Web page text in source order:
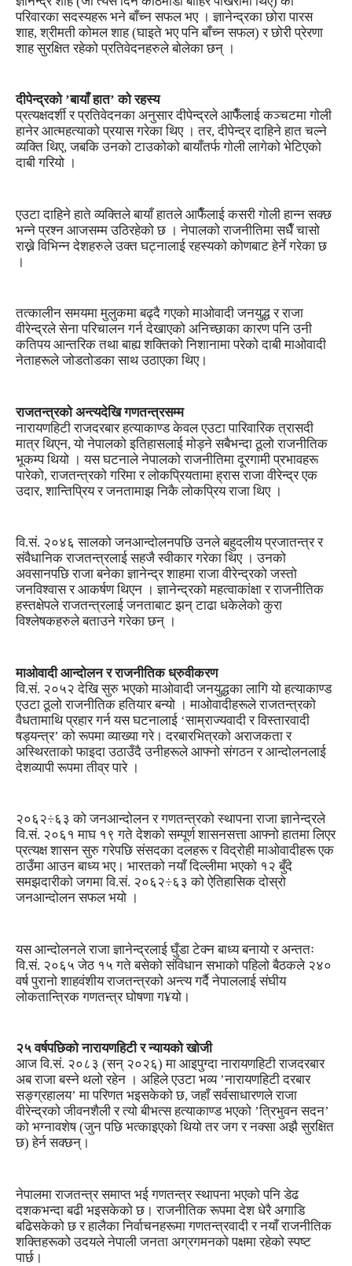
परिवारका सदस्यहरू भने बाँच्न सफल भए । ज्ञानेन्द्रका छोरा पारस
शाह, श्रीमती कोमल शाह (घाइते भए पनि बाँच्न सफल) र छोरी प्रेरणा
शाह सुरक्षित रहेको प्रतिवेदनहरुले बोलेका छन् ।
दीपेन्द्रको ’बायाँ हात’ को रहस्य
प्रत्यक्षदर्शी र प्रतिवेदनका अनुसार दीपेन्द्रले आफैँलाई कञ्चटमा गोली
हानेर आत्महत्याको प्रयास गरेका थिए । तर, दीपेन्द्र दाहिने हात चल्ने
व्यक्ति थिए, जबकि उनको टाउकोको बायाँतर्फ गोली लागेको भेटिएको
दाबी गरियो ।
एउटा दाहिने हाते व्यक्तिले बायाँ हातले आफैँलाई कसरी गोली हान्न सक्छ
भन्ने प्रश्न आजसम्म उठिरहेको छ । नेपालको राजनीतिमा सधैँ चासो
राख्ने विभिन्न देशहरुले उक्त घट्नालाई रहस्यको कोणबाट हेर्ने गरेका छ
।
तत्कालीन समयमा मुलुकमा बढ्दै गएको माओवादी जनयुद्ध र राजा
वीरेन्द्रले सेना परिचालन गर्न देखाएको अनिच्छाका कारण पनि उनी
कतिपय आन्तरिक तथा बाह्य शक्तिको निशानामा परेको दाबी माओवादी
नेताहरूले जोडतोडका साथ उठाएका थिए।
राजतन्त्रको अन्त्यदेखि गणतन्त्रसम्म
नारायणहिटी राजदरबार हत्याकाण्ड केवल एउटा पारिवारिक त्रासदी
मात्र थिएन, यो नेपालको इतिहासलाई मोड्ने सबैभन्दा ठूलो राजनीतिक
भूकम्प थियो । यस घटनाले नेपालको राजनीतिमा दूरगामी प्रभावहरू
पारेको, राजतन्त्रको गरिमा र लोकप्रियतामा ह्रास राजा वीरेन्द्र एक
उदार, शान्तिप्रिय र जनतामाझ निकै लोकप्रिय राजा थिए ।
वि.सं. २०४६ सालको जनआन्दोलनपछि उनले बहुदलीय प्रजातन्त्र र
संवैधानिक राजतन्त्रलाई सहजै स्वीकार गरेका थिए । उनको
अवसानपछि राजा बनेका ज्ञानेन्द्र शाहमा राजा वीरेन्द्रको जस्तो
जनविश्वास र आकर्षण थिएन । ज्ञानेन्द्रको महत्वाकांक्षा र राजनीतिक
हस्तक्षेपले राजतन्त्रलाई जनताबाट झन् टाढा धकेलेको कुरा
विश्लेषकहरुले बताउने गरेका छन् ।
माओवादी आन्दोलन र राजनीतिक ध्रुवीकरण
वि.सं. २०५२ देखि सुरु भएको माओवादी जनयुद्धका लागि यो हत्याकाण्ड
एउटा ठूलो राजनीतिक हतियार बन्यो । माओवादीहरूले राजतन्त्रको
वैधतामाथि प्रहार गर्न यस घटनालाई ‘साम्राज्यवादी र विस्तारवादी
षड्यन्त्र’ को रूपमा व्याख्या गरे। दरबारभित्रको अराजकता र
अस्थिरताको फाइदा उठाउँदै उनीहरूले आफ्नो संगठन र आन्दोलनलाई
देशव्यापी रूपमा तीव्र पारे ।
२०६२÷६३ को जनआन्दोलन र गणतन्त्रको स्थापना राजा ज्ञानेन्द्रले
वि.सं. २०६१ माघ १९ गते देशको सम्पूर्ण शासनसत्ता आफ्नो हातमा लिएर
प्रत्यक्ष शासन सुरु गरेपछि संसदका दलहरू र विद्रोही माओवादीहरू एक
ठाउँमा आउन बाध्य भए। भारतको नयाँ दिल्लीमा भएको १२ बुँदे
समझदारीको जगमा वि.सं. २०६२÷६३ को ऐतिहासिक दोस्रो
जनआन्दोलन सफल भयो ।
यस आन्दोलनले राजा ज्ञानेन्द्रलाई घुँडा टेक्न बाध्य बनायो र अन्ततः
वि.सं. २०६५ जेठ १५ गते बसेको संविधान सभाको पहिलो बैठकले २४०
वर्ष पुरानो शाहवंशीय राजतन्त्रको अन्त्य गर्दै नेपाललाई संघीय
लोकतान्त्रिक गणतन्त्र घोषणा ग¥यो।
२५ वर्षपछिको नारायणहिटी र न्यायको खोजी
आज वि.सं. २०८३ (सन् २०२६) मा आइपुग्दा नारायणहिटी राजदरबार
अब राजा बस्ने थलो रहेन । अहिले एउटा भव्य ’नारायणहिटी दरबार
सङ्ग्रहालय’ मा परिणत भइसकेको छ, जहाँ सर्वसाधारणले राजा
वीरेन्द्रको जीवनशैली र त्यो बीभत्स हत्याकाण्ड भएको ’त्रिभुवन सदन’
को भग्नावशेष (जुन पछि भत्काइएको थियो तर जग र नक्सा अझै सुरक्षित
छ) हेर्न सक्छन्।
नेपालमा राजतन्त्र समाप्त भई गणतन्त्र स्थापना भएको पनि डेढ
दशकभन्दा बढी भइसकेको छ। राजनीतिक रूपमा देश धेरै अगाडि
बढिसकेको छ र हालैका निर्वाचनहरूमा गणतन्त्रवादी र नयाँ राजनीतिक
शक्तिहरूको उदयले नेपाली जनता अग्रगमनको पक्षमा रहेको स्पष्ट
पार्छ।